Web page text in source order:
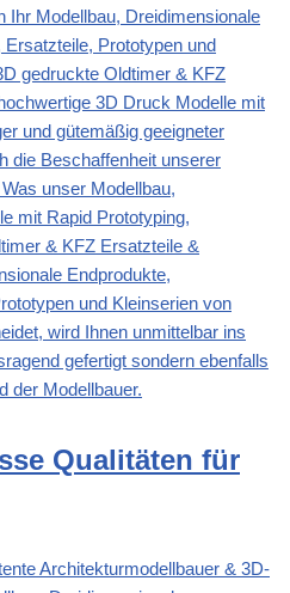
Ihr Modellbau, Dreidimensionale
Prototypen und
gedruckte Oldtimer & KFZ
3D Druck Modelle mit
und gütemäßig geeigneter
die Beschaffenheit unserer
unser Modellbau,
mit Rapid Prototyping,
& KFZ Ersatzteile &
Endprodukte,
und Kleinserien von
wird Ihnen unmittelbar ins
gefertigt sondern ebenfalls
der Modellbauer.
Qualitäten für
Architekturmodellbauer & 3D-